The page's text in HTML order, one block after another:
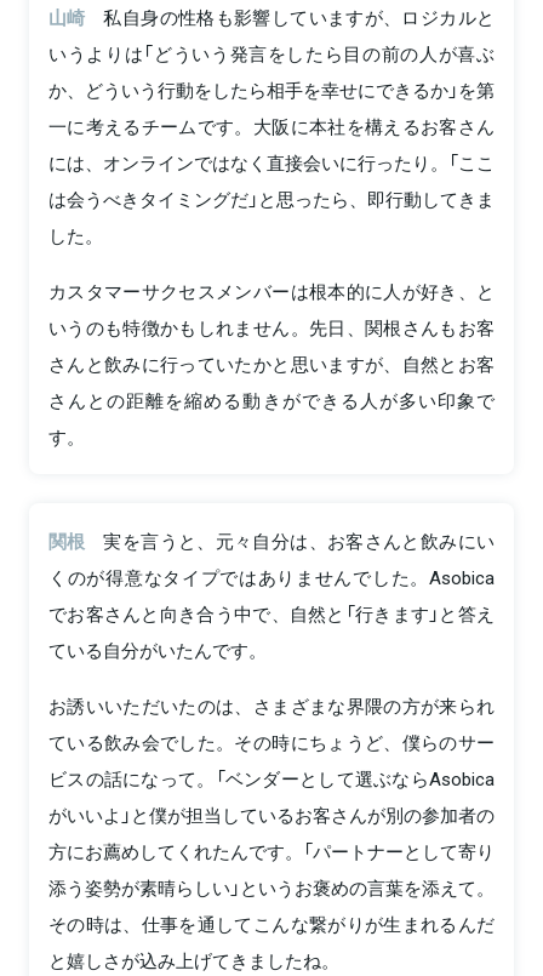
山崎
私自身の性格も影響していますが、ロジカルと
いうよりは「どういう発言をしたら目の前の人が喜ぶ
か、どういう行動をしたら相手を幸せにできるか」を第
一に考えるチームです。大阪に本社を構えるお客さん
には、オンラインではなく直接会いに行ったり。「ここ
は会うべきタイミングだ」と思ったら、即行動してきま
した。
カスタマーサクセスメンバーは根本的に人が好き、と
いうのも特徴かもしれません。先日、関根さんもお客
さんと飲みに行っていたかと思いますが、自然とお客
さんとの距離を縮める動きができる人が多い印象で
す。
関根
実を言うと、元々自分は、お客さんと飲みにい
くのが得意なタイプではありませんでした。Asobica
でお客さんと向き合う中で、自然と「行きます」と答え
ている自分がいたんです。
お誘いいただいたのは、さまざまな界隈の方が来られ
ている飲み会でした。その時にちょうど、僕らのサー
ビスの話になって。「ベンダーとして選ぶならAsobica
がいいよ」と僕が担当しているお客さんが別の参加者の
方にお薦めしてくれたんです。「パートナーとして寄り
添う姿勢が素晴らしい」というお褒めの言葉を添えて。
その時は、仕事を通してこんな繋がりが生まれるんだ
と嬉しさが込み上げてきましたね。